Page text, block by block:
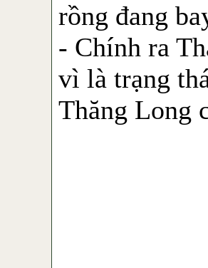
rồng đang
- Chính ra
vì là trạng
Thăng Long